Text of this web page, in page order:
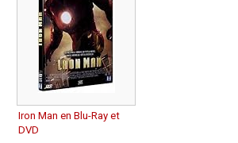
Iron Man en Blu-Ray et
DVD